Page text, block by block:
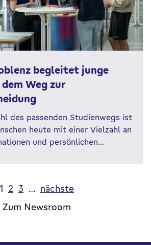
begleitet junge
Weg zur
des passenden Studienwegs ist
heute mit einer Vielzahl an
und persönlichen…
1 2 3 … nächste
Zum Newsroom